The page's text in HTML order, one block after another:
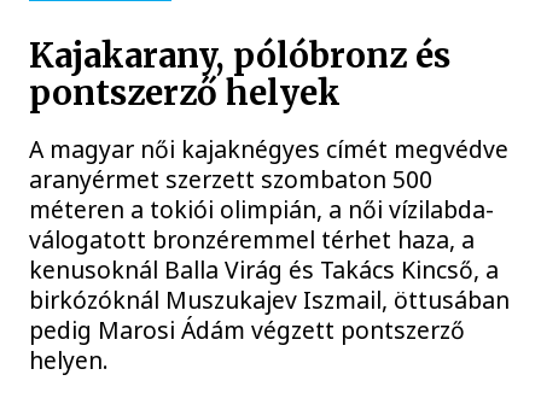
Kajakarany, pólóbronz és
pontszerző helyek
A magyar női kajaknégyes címét megvédve
aranyérmet szerzett szombaton 500
méteren a tokiói olimpián, a női vízilabda-
válogatott bronzéremmel térhet haza, a
kenusoknál Balla Virág és Takács Kincső, a
birkózóknál Muszukajev Iszmail, öttusában
pedig Marosi Ádám végzett pontszerző
helyen.